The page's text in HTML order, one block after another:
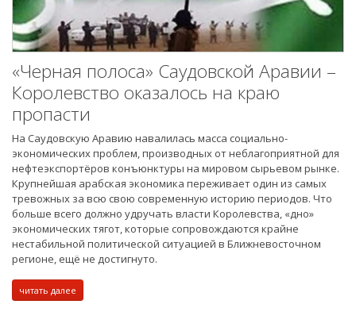
«Черная полоса» Саудовской Аравии –
Королевство оказалось на краю
пропасти
На Саудовскую Аравию навалилась масса социально-
экономических проблем, производных от неблагоприятной для
нефтеэкспортёров конъюнктуры на мировом сырьевом рынке.
Крупнейшая арабская экономика переживает один из самых
тревожных за всю свою современную историю периодов. Что
больше всего должно удручать власти Королевства, «дно»
экономических тягот, которые сопровождаются крайне
нестабильной политической ситуацией в Ближневосточном
регионе, ещё не достигнуто.
читать далее